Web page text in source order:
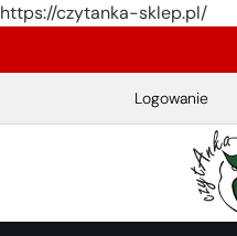
https://czytanka-sklep.pl/
Logowanie